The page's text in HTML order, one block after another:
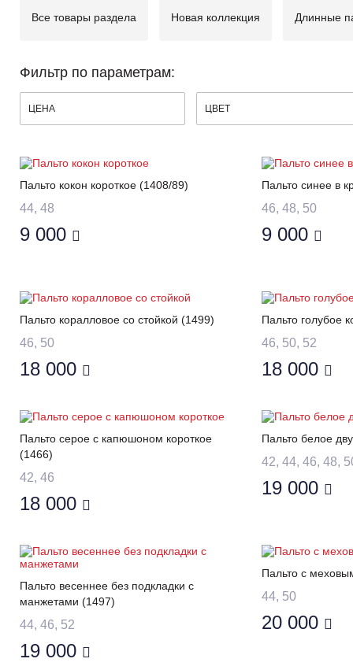
Все товары раздела Новая коллекция Длинные
Фильтр по параметрам:
ЦЕНА ЦВЕТ
Пальто кокон короткое (1408/89)
44, 48
9 000
Пальто синее в
46, 48, 50
9 000
Пальто коралловое со стойкой (1499)
46, 50
18 000
Пальто голубое
46, 50, 52
18 000
Пальто серое с капюшоном короткое
(1466)
42, 46
18 000
Пальто белое
42, 44, 46, 48,
19 000
Пальто весеннее без подкладки с
манжетами (1497)
44, 46, 52
19 000
Пальто с
44, 50
20 000